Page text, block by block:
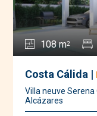
108 m2
Costa Cálida |
Villa neuve
Alcázares